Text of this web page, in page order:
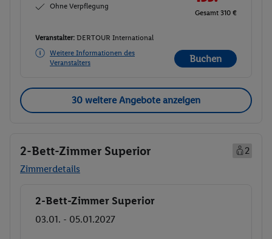
Ohne Verpflegung
Gesamt 310 €
Veranstalter: DERTOUR International
Weitere Informationen des
Veranstalters
Buchen
30 weitere Angebote anzeigen
2-Bett-Zimmer Superior
2
Zimmerdetails
Buchen
2-Bett-Zimmer Superior
03.01. - 05.01.2027